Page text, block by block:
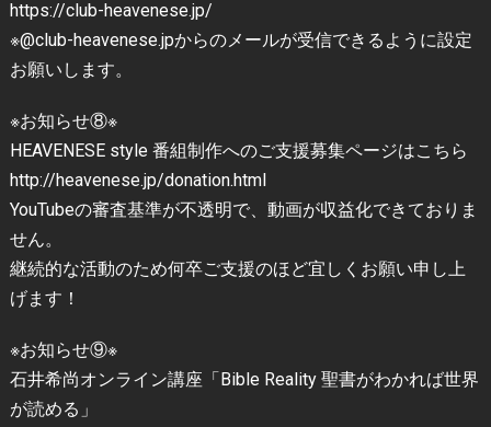
https://club-heavenese.jp/
※@club-heavenese.jpからのメールが受信できるように設定
お願いします。
※お知らせ⑧※
HEAVENESE style 番組制作へのご支援募集ページはこちら
http://heavenese.jp/donation.html
YouTubeの審査基準が不透明で、動画が収益化できておりま
せん。
継続的な活動のため何卒ご支援のほど宜しくお願い申し上
げます！
※お知らせ⑨※
石井希尚オンライン講座「Bible Reality 聖書がわかれば世界
が読める」